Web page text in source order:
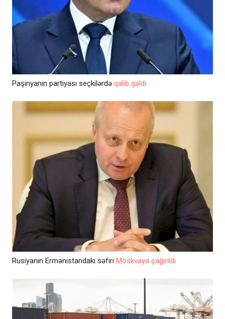
Paşinyanın partiyası seçkilərdə qalib gəldi
Rusiyanın Ermənistandakı səfiri Moskvaya çağırıldı